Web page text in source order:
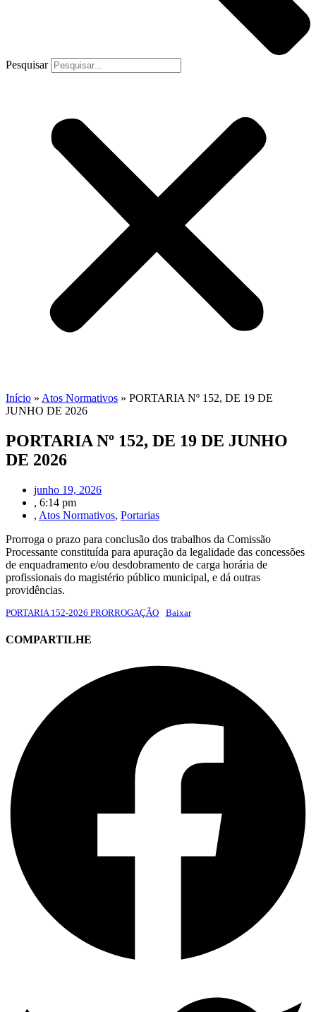
Pesquisar
Início » Atos Normativos » PORTARIA Nº 152, DE 19 DE
JUNHO DE 2026
PORTARIA Nº 152, DE 19 DE JUNHO
DE 2026
junho 19, 2026
, 6:14 pm
, Atos Normativos, Portarias
Prorroga o prazo para conclusão dos trabalhos da Comissão
Processante constituída para apuração da legalidade das concessões
de enquadramento e/ou desdobramento de carga horária de
profissionais do magistério público municipal, e dá outras
providências.
PORTARIA 152-2026 PRORROGAÇÃO Baixar
COMPARTILHE